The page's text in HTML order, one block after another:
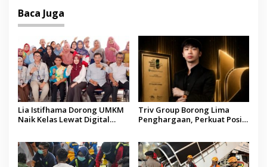
Baca Juga
Lia Istifhama Dorong UMKM
Naik Kelas Lewat Digital
Triv Group Borong Lima
Penghargaan, Perkuat Posisi